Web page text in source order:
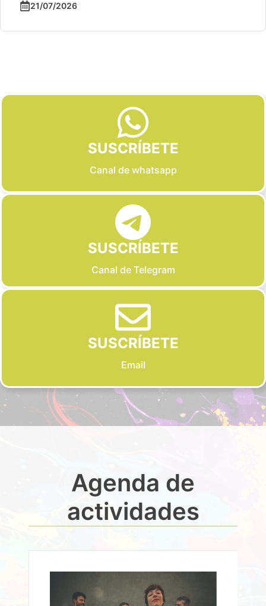
21/07/2026
SUSCRÍBETE
Canal de whatsapp
SUSCRÍBETE
Canal de Telegram
SUSCRÍBETE
Email
Agenda de
actividades